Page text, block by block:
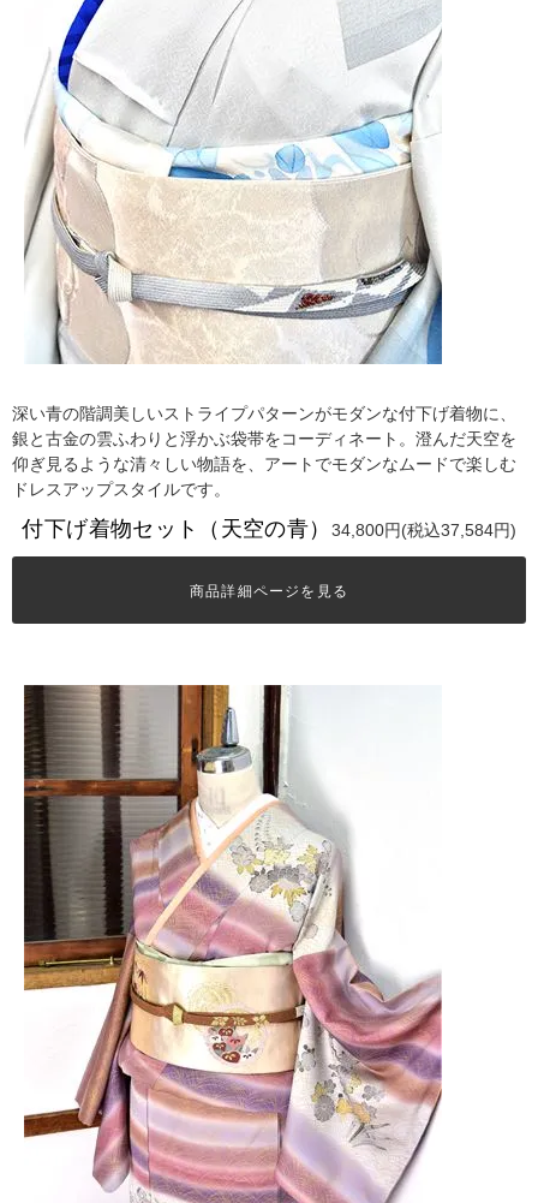
深い青の階調美しいストライプパターンがモダンな付下げ着物に、
銀と古金の雲ふわりと浮かぶ袋帯をコーディネート。澄んだ天空を
仰ぎ見るような清々しい物語を、アートでモダンなムードで楽しむ
ドレスアップスタイルです。
付下げ着物セット（天空の青） 34,800円(税込37,584円)
商品詳細ページを見る